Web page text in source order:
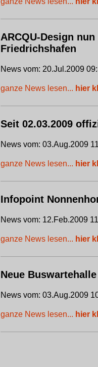
ARCQU-Design
Friedrichshafen
News vom: 20.Jul.2009
ganze News lesen... hier
Seit 02.03.2009
News vom: 03.Aug.2009
ganze News lesen... hier
Infopoint
News vom: 12.Feb.2009
ganze News lesen... hier
Neue
News vom: 03.Aug.2009
ganze News lesen... hier